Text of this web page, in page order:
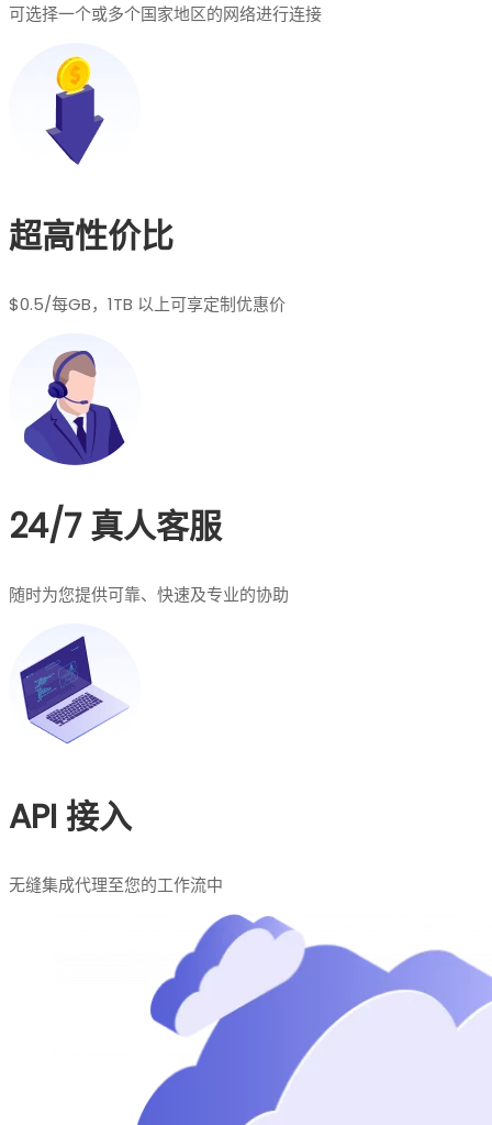
可选择一个或多个国家地区的网络进行连接
超高性价比
$0.5/每GB，1TB 以上可享定制优惠价
24/7 真人客服
随时为您提供可靠、快速及专业的协助
API 接入
无缝集成代理至您的工作流中